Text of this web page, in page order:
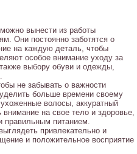
вынести из работы
Они постоянно заботятся о
на каждую деталь, чтобы
особое внимание уходу за
выбору обуви и одежды,
не забывать о важности
больше времени своему
волосы, аккуратный
на свое тело и здоровье,
правильным питанием.
привлекательно и
и положительное восприятие